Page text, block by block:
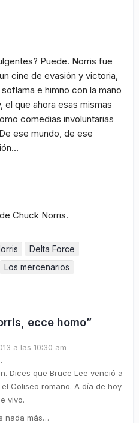
Puede. Norris fue
cine de evasión y victoria,
e himno con la mano
el que ahora esas mismas
comedias involuntarias
ese mundo, de ese
Chuck Norris.
Delta Force
Los mercenarios
ecce homo”
a las 10:30 am
Dices que Bruce Lee venció a
Coliseo romano. A día de hoy
vivo.
nada más…